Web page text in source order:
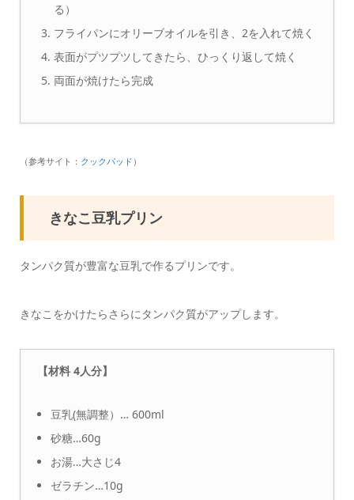
る）
フライパンにオリーブオイルを引き、2を入れて焼く
表面がプツプツしてきたら、ひっくり返して焼く
両面が焼けたら完成
（参考サイト： クックパッド ）
きなこ豆乳プリン
タンパク質が豊富な豆乳で作るプリンです。
きなこをかけたらさらにタンパク質がアップします。
【材料 4人分】
豆乳(無調整）… 600ml
砂糖…60g
お湯…大さじ4
ゼラチン…10g